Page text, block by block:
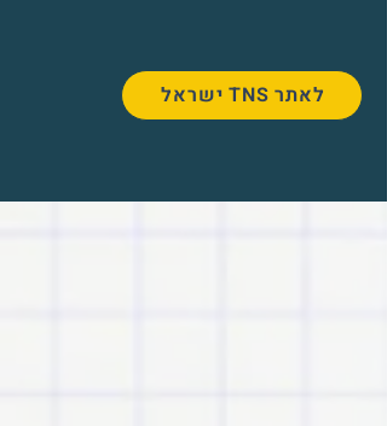
ישראל TNS לאתר